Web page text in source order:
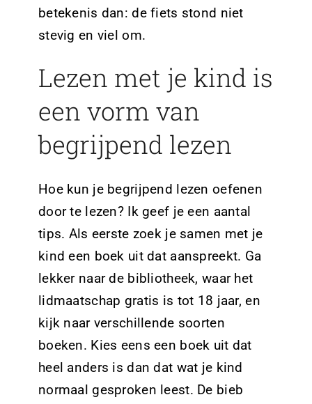
betekenis dan: de fiets stond niet
stevig en viel om.
Lezen met je kind is
een vorm van
begrijpend lezen
Hoe kun je begrijpend lezen oefenen
door te lezen? Ik geef je een aantal
tips. Als eerste zoek je samen met je
kind een boek uit dat aanspreekt. Ga
lekker naar de bibliotheek, waar het
lidmaatschap gratis is tot 18 jaar, en
kijk naar verschillende soorten
boeken. Kies eens een boek uit dat
heel anders is dan dat wat je kind
normaal gesproken leest. De bieb